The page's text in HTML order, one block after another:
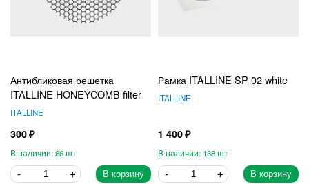
Антибликовая решетка
ITALLINE HONEYCOMB filter
ITALLINE
300
66
В корзину
Рамка ITALLINE SP 02 white
ITALLINE
1 400
138
В корзину